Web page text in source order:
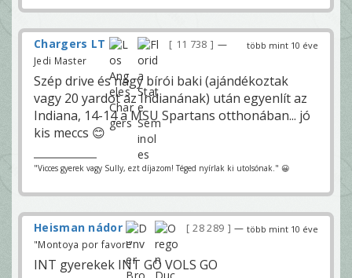
több mint 10 éve
Chargers LT 11 738
—
Jedi Master
Szép drive és nagy bírói baki (ajándékoztak
vagy 20 yardot az Indianának) után egyenlít az
Indiana, 14-14 a MSU Spartans otthonában... jó
kis meccs 😊
"Vicces gyerek vagy Sully, ezt díjazom! Téged nyírlak ki utolsónak." 😀
több mint 10 éve
Heisman nádor 28 289
—
"Montoya por favor!"
INT gyerekek INT GO VOLS GO